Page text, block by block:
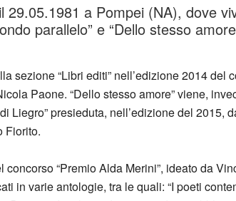
29.05.1981 a Pompei (NA), dove
parallelo” e “Dello stesso
sezione “Libri editi” nell’edizione 2014 del
Paone. “Dello stesso amore” viene,
Liegro” presieduta, nell’edizione del 2015,
Fiorito.
“Premio Alda Merini”, ideato da
in varie antologie, tra le quali: “I poeti